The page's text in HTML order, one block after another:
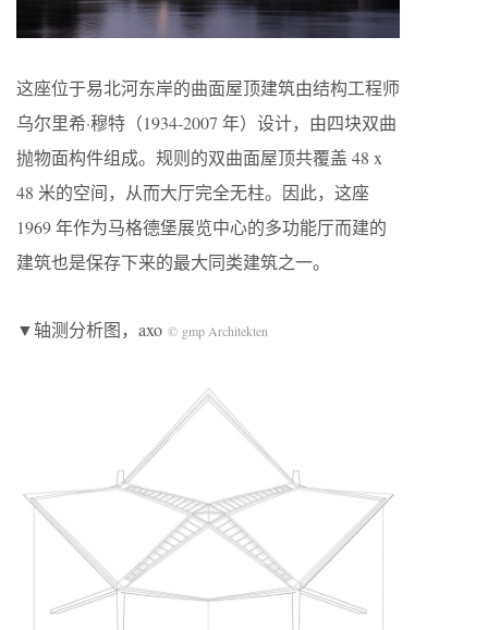
这座位于易北河东岸的曲面屋顶建筑由结构工程师
乌尔里希·穆特（1934-2007 年）设计，由四块双曲
抛物面构件组成。规则的双曲面屋顶共覆盖 48 x
48 米的空间，从而大厅完全无柱。因此，这座
1969 年作为马格德堡展览中心的多功能厅而建的
建筑也是保存下来的最大同类建筑之一。
▼轴测分析图，axo © gmp Architekten